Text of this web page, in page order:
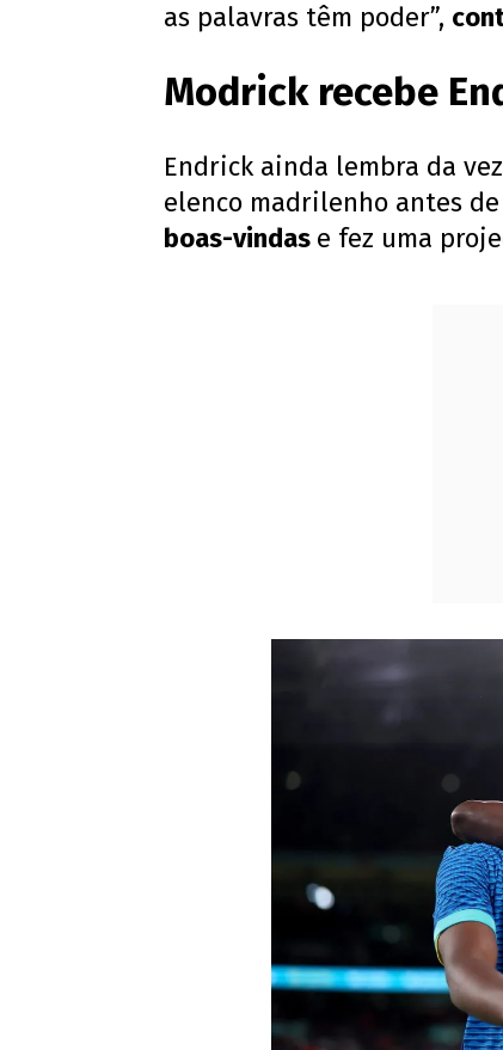
as palavras têm poder”,
Modrick recebe
Endrick ainda lembra da
elenco madrilenho antes
boas-vindas e fez uma